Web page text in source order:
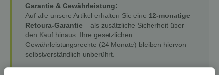
Garantie & Gewährleistung:
Auf alle unsere Artikel erhalten Sie eine 12-monatige
Retoura-Garantie – als zusätzliche Sicherheit über
den Kauf hinaus. Ihre gesetzlichen
Gewährleistungsrechte (24 Monate) bleiben hiervon
selbstverständlich unberührt.